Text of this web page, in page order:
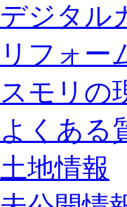
デジタル
リフォー
スモリの
よくある
土地情報